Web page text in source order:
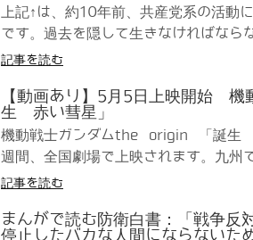
上記↑は、約10年前、共産党系の活動
です。過去を隠して生きなければなら
記事を読む
【動画あり】5月5日上映開始
生 赤い彗星」
機動戦士ガンダムthe origin 「誕生
週間、全国劇場で上映されます。九州
記事を読む
まんがで読む防衛白書：「戦争反
停止したバカな人間にならないた